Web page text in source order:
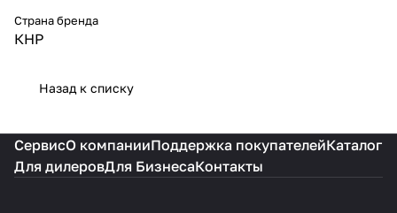
Страна бренда
КНР
Назад к списку
СервисО компанииПоддержка покупателейКаталог
Для дилеровДля БизнесаКонтакты